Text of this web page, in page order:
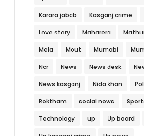
Karara jabab Kasganj crime
Love story Maharera
Mela Mout Mumabi
Ncr News News desk
News kasganj Nida khan
Roktham social news
Technology up Up board